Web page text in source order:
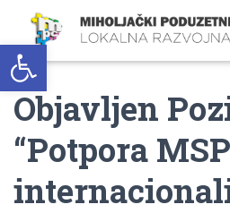
Open toolbar
Objavljen
“Potpora